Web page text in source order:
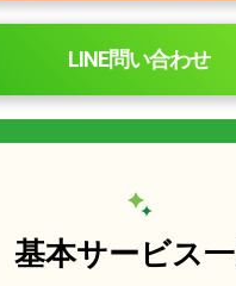
LINE問い合わせ
基本サービス